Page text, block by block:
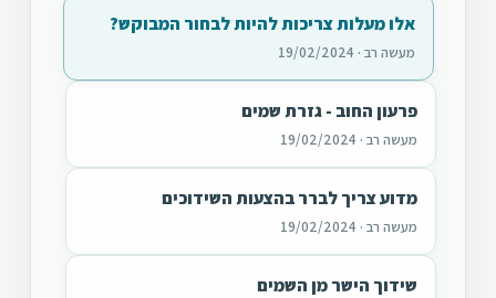
אלו מעלות צריכות להיות לבחור המבוקש?
מעשה רב · 19/02/2024
פרעון החוב - גזרת שמים
מעשה רב · 19/02/2024
מדוע צריך לברר בהצעות השידוכים
מעשה רב · 19/02/2024
שידוך הישר מן השמים